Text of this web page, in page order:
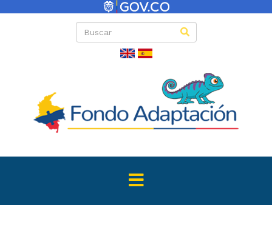
Listado de